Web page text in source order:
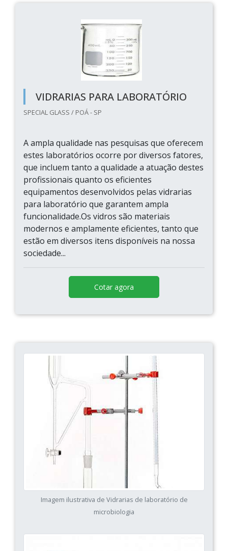
VIDRARIAS PARA LABORATÓRIO
SPECIAL GLASS / POÁ - SP
A ampla qualidade nas pesquisas que oferecem
estes laboratórios ocorre por diversos fatores,
que incluem tanto a qualidade a atuação destes
profissionais quanto os eficientes
equipamentos desenvolvidos pelas vidrarias
para laboratório que garantem ampla
funcionalidade.Os vidros são materiais
modernos e amplamente eficientes, tanto que
estão em diversos itens disponíveis na nossa
sociedade...
Cotar agora
Imagem ilustrativa de Vidrarias de laboratório de
microbiologia